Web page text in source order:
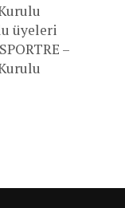
üyeleri
–